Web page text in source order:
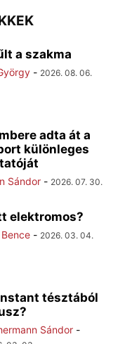
a szakma
- 2026. 08. 06.
adta át a
különleges
Sándor - 2026. 07. 30.
elektromos?
- 2026. 03. 04.
tésztából
Sándor -